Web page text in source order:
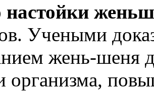
настойки
Учеными
жень-шеня
организма,